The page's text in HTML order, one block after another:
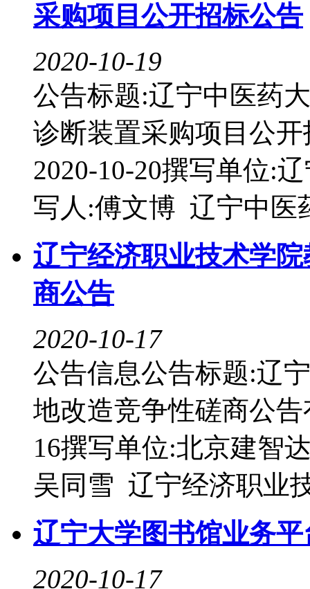
采购项目公开招标公告
2020-10-19
公告标题:辽宁中医药
诊断装置采购项目公
2020-10-20撰写单位:
写人:傅文博 辽宁中医
辽宁经济职业技术学
商公告
2020-10-17
公告信息公告标题:辽
地改造竞争性磋商公告
16撰写单位:北京建智
吴同雪 辽宁经济职业
辽宁大学图书馆业务
2020-10-17